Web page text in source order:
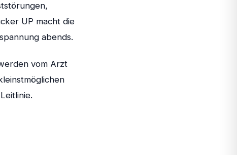
UP macht die
abends.
vom Arzt